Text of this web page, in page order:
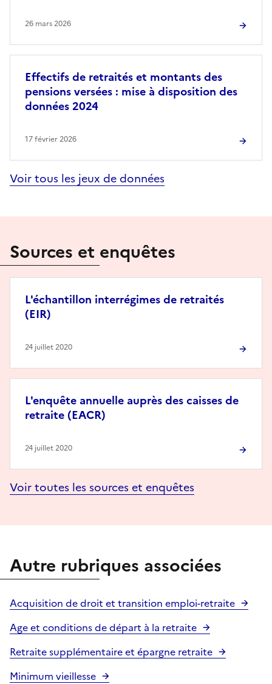
26 mars 2026
Effectifs de retraités et montants des
pensions versées : mise à disposition des
données 2024
17 février 2026
Voir tous les jeux de données
Sources et enquêtes
L'échantillon interrégimes de retraités
(EIR)
24 juillet 2020
L'enquête annuelle auprès des caisses de
retraite (EACR)
24 juillet 2020
Voir toutes les sources et enquêtes
Autre rubriques associées
Acquisition de droit et transition emploi-retraite
Age et conditions de départ à la retraite
Retraite supplémentaire et épargne retraite
Minimum vieillesse